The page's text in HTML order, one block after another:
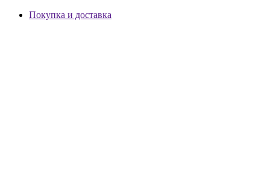
Покупка и доставка